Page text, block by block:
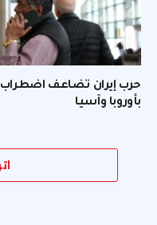
حرب إيران تضاعف اضطراب
بأوروبا وآسيا